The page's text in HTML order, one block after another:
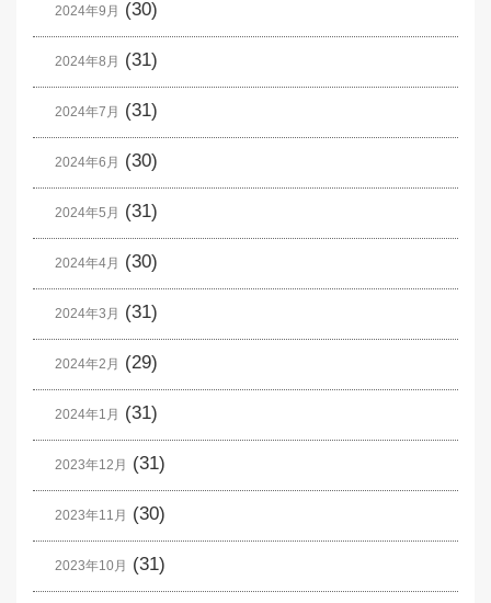
2024年9月 (30)
2024年8月 (31)
2024年7月 (31)
2024年6月 (30)
2024年5月 (31)
2024年4月 (30)
2024年3月 (31)
2024年2月 (29)
2024年1月 (31)
2023年12月 (31)
2023年11月 (30)
2023年10月 (31)